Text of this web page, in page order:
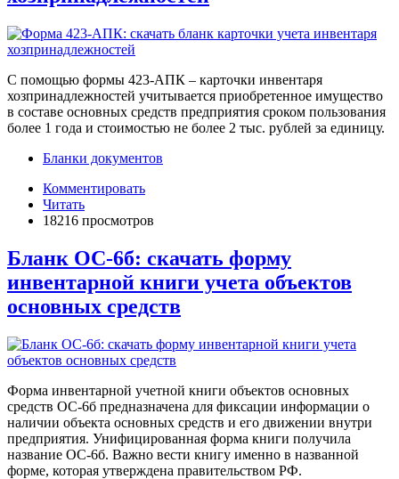
С помощью формы 423-АПК – карточки инвентаря
хозпринадлежностей учитывается приобретенное имущество
в составе основных средств предприятия сроком пользования
более 1 года и стоимостью не более 2 тыс. рублей за единицу.
Бланки документов
Комментировать
Читать
18216 просмотров
Бланк ОС-6б: скачать форму
инвентарной книги учета объектов
основных средств
Форма инвентарной учетной книги объектов основных
средств ОС-6б предназначена для фиксации информации о
наличии объекта основных средств и его движении внутри
предприятия. Унифицированная форма книги получила
название ОС-6б. Важно вести книгу именно в названной
форме, которая утверждена правительством РФ.